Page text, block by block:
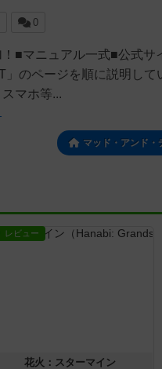
0
■マニュアル一式■公式
」のページを順に説明し
マホ等...
マッド・アンド・
レビュー
花火：スターマイン